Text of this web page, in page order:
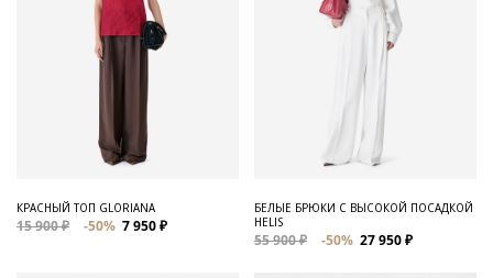
КРАСНЫЙ ТОП GLORIANA
15 900 ₽ -50% 7 950 ₽
БЕЛЫЕ БРЮКИ С ВЫСОКОЙ ПОСАДКОЙ
HELIS
55 900 ₽ -50% 27 950 ₽